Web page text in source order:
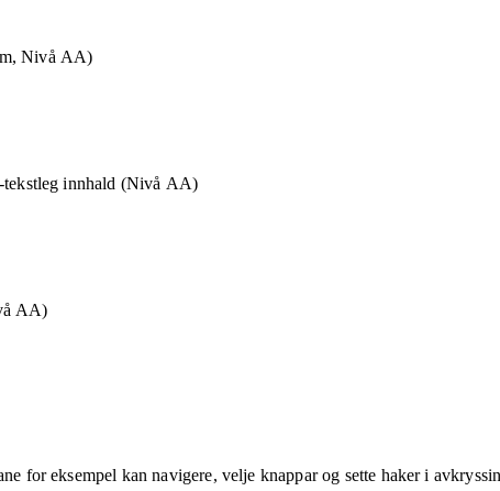
Nivå AA)
innhald (Nivå AA)
AA)
for eksempel kan navigere, velje knappar og sette haker i